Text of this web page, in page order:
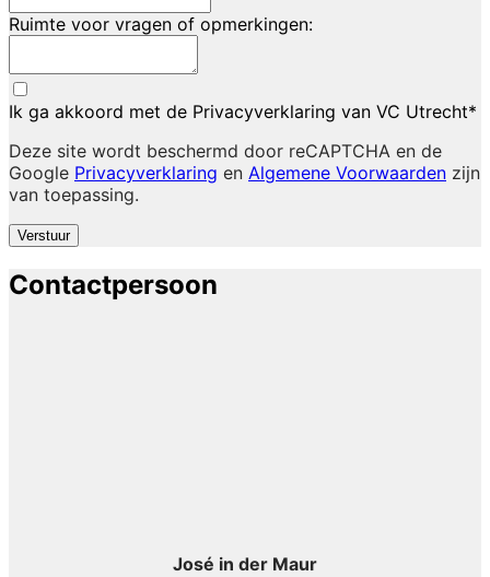
Ruimte voor vragen of opmerkingen:
Ik ga akkoord met de Privacyverklaring van VC Utrecht*
Deze site wordt beschermd door reCAPTCHA en de
Google Privacyverklaring en Algemene Voorwaarden zijn
van toepassing.
Verstuur
Contactpersoon
José in der Maur